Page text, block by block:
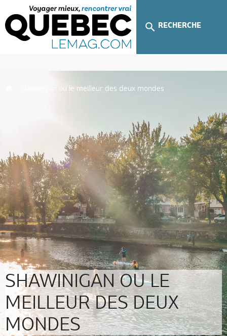
RECHERCHE
Shawinigan ou le meilleur des deux mondes
SHAWINIGAN OU LE
MEILLEUR DES DEUX
MONDES